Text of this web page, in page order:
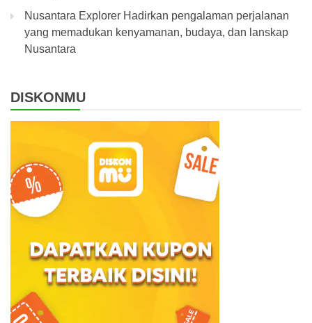
Nusantara Explorer Hadirkan pengalaman perjalanan
yang memadukan kenyamanan, budaya, dan lanskap
Nusantara
DISKONMU